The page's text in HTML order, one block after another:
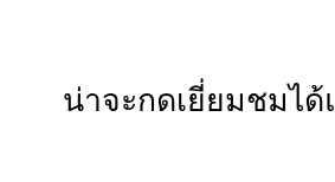
น่าจะกดเยี่ยมชมไ